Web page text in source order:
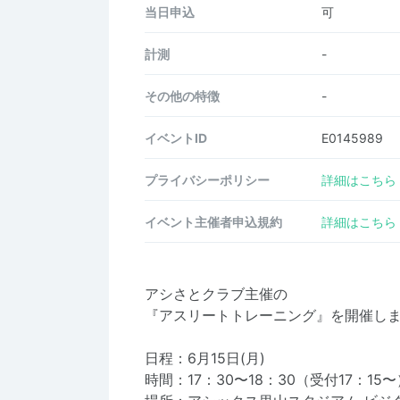
当日申込 可
計測 -
その他の特徴 -
イベントID E0145989
プライバシーポリシー 詳細はこちら
イベント主催者申込規約 詳細はこちら
アシさとクラブ主催の
『アスリートトレーニング』を開催し
日程：6月15日(月)
時間：17：30〜18：30（受付17：15〜